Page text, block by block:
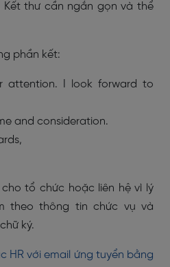
thư cần ngắn gọn và thể
phần kết:
attention. I look forward to
and consideration.
tổ chức hoặc liên hệ vì lý
theo thông tin chức vụ và
ký.
HR với email ứng tuyển bằng